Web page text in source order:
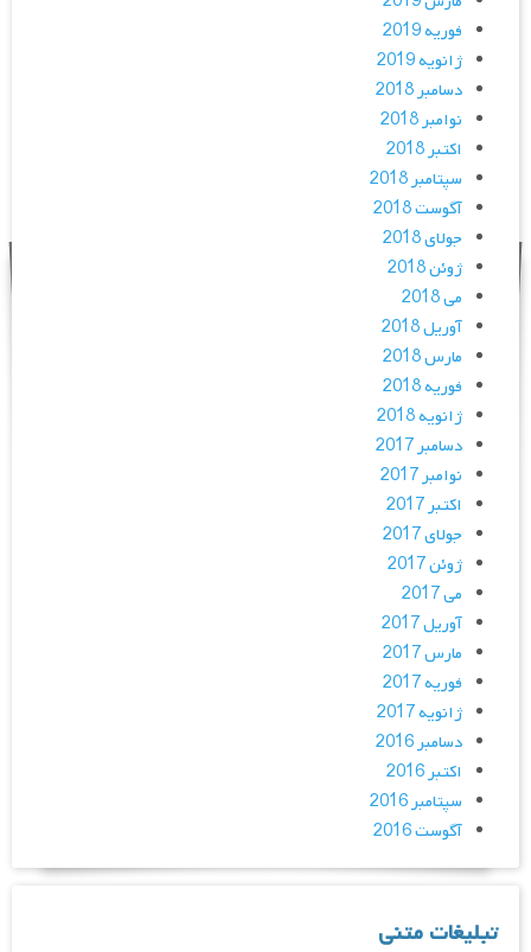
فوریه 2019
ژانویه 2019
دسامبر 2018
نوامبر 2018
اکتبر 2018
سپتامبر 2018
آگوست 2018
جولای 2018
ژوئن 2018
می 2018
آوریل 2018
مارس 2018
فوریه 2018
ژانویه 2018
دسامبر 2017
نوامبر 2017
اکتبر 2017
جولای 2017
ژوئن 2017
می 2017
آوریل 2017
مارس 2017
فوریه 2017
ژانویه 2017
دسامبر 2016
اکتبر 2016
سپتامبر 2016
آگوست 2016
تبلیغات متنی